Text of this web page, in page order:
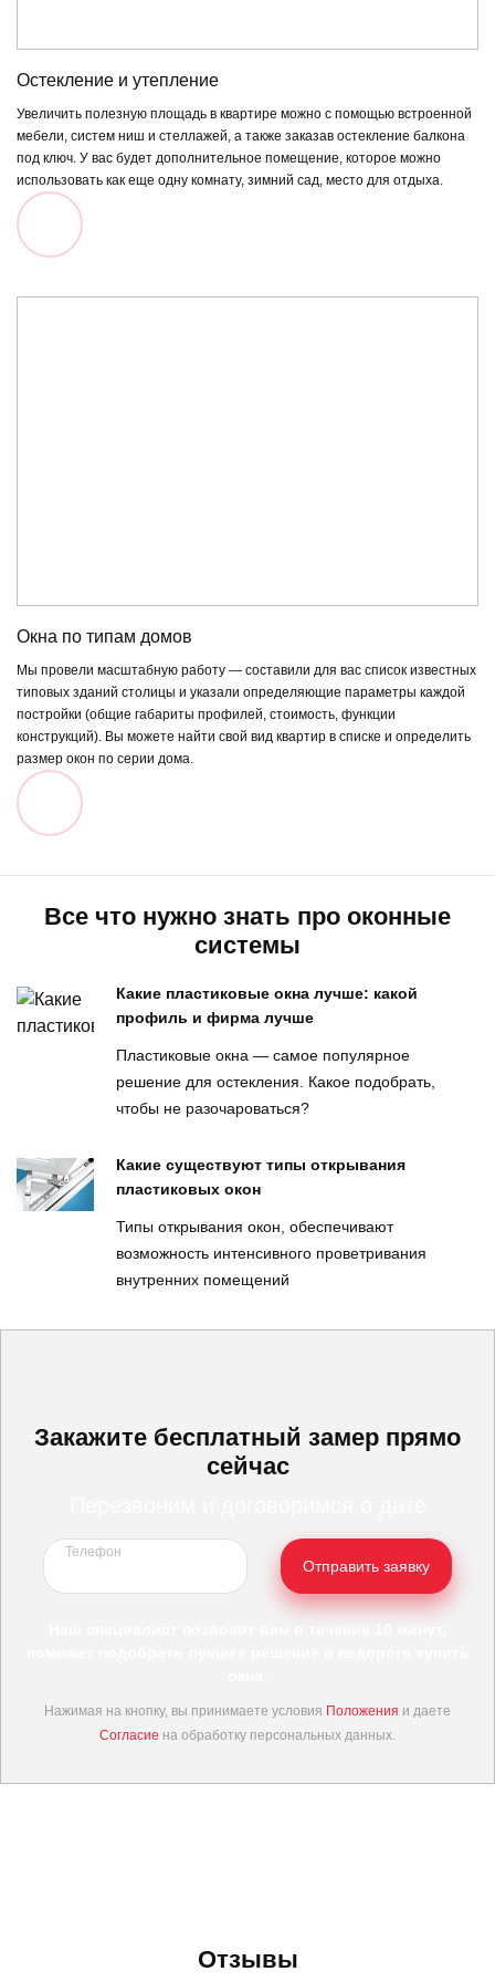
Без
ламинации
Антик
Антрацитово
серый
Золотой
дуб
Махагон
от реальных. Выбрать цвета из
Остекление и утепление
Увеличить полезную площадь в квартире можно с помощью встроенной
мебели, систем ниш и стеллажей, а также заказав остекление балкона
под ключ. У вас будет дополнительное помещение, которое можно
использовать как еще одну комнату, зимний сад, место для отдыха.
Окна по типам домов
Мы провели масштабную работу — составили для вас список известных
типовых зданий столицы и указали определяющие параметры каждой
постройки (общие габариты профилей, стоимость, функции
конструкций). Вы можете найти свой вид квартир в списке и определить
размер окон по серии дома.
Все что нужно знать про оконные
системы
Какие пластиковые окна лучше: какой
профиль и фирма лучше
Пластиковые окна — самое популярное
решение для остекления. Какое подобрать,
чтобы не разочароваться?
Какие существуют типы открывания
пластиковых окон
Типы открывания окон, обеспечивают
возможность интенсивного проветривания
внутренних помещений
Закажите бесплатный замер прямо
сейчас
Телефон
Отправить заявку
Нажимая на кнопку, вы принимаете условия Положения и даете
Согласие на обработку персональных данных.
Отзывы